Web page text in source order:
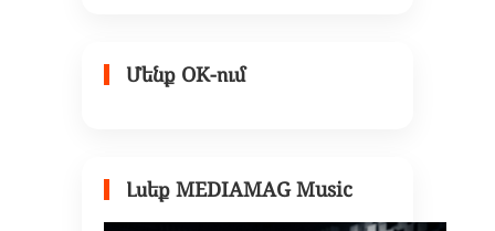
Մենք OK-ում
Լսեք MEDIAMAG Music